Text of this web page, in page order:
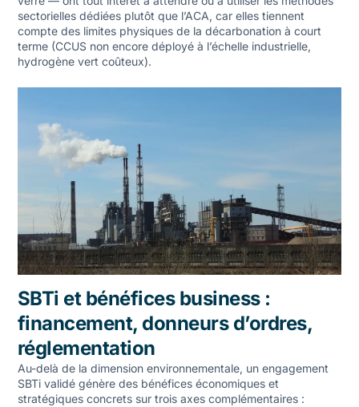
sectorielles dédiées plutôt que l’ACA, car elles tiennent
compte des limites physiques de la décarbonation à court
terme (CCUS non encore déployé à l’échelle industrielle,
hydrogène vert coûteux).
SBTi et bénéfices business :
financement, donneurs d’ordres,
réglementation
Au-delà de la dimension environnementale, un engagement
SBTi validé génère des bénéfices économiques et
stratégiques concrets sur trois axes complémentaires :